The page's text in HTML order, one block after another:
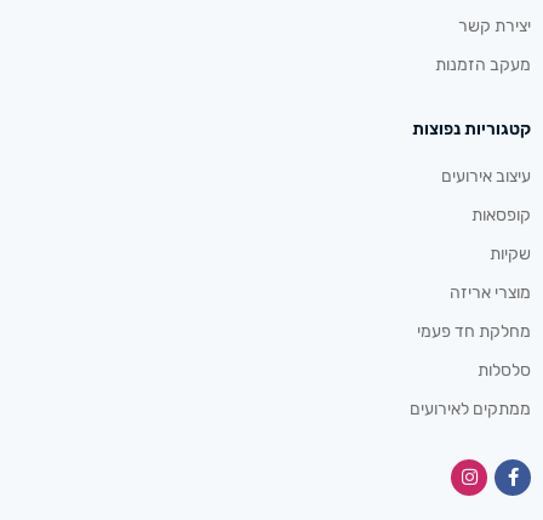
יצירת קשר
מעקב הזמנות
קטגוריות נפוצות
עיצוב אירועים
קופסאות
שקיות
מוצרי אריזה
מחלקת חד פעמי
סלסלות
ממתקים לאירועים